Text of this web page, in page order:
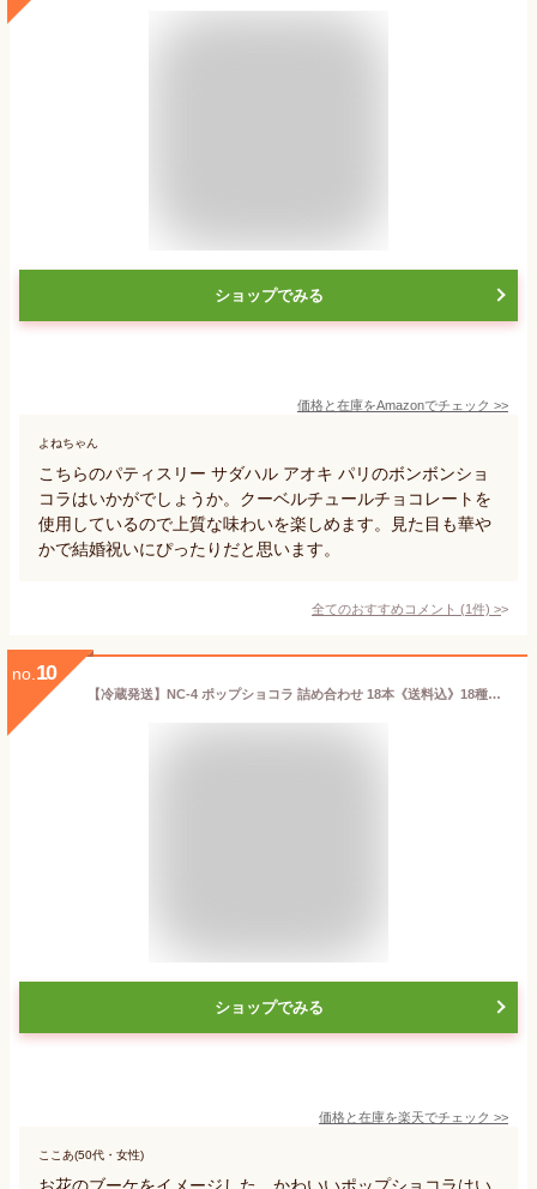
ショップでみる
価格と在庫をAmazonでチェック >>
よねちゃん
こちらのパティスリー サダハル アオキ パリのボンボンショ
コラはいかがでしょうか。クーベルチュールチョコレートを
使用しているので上質な味わいを楽しめます。見た目も華や
かで結婚祝いにぴったりだと思います。
全てのおすすめコメント (1件) >
no. 10
【冷蔵発送】NC-4 ポップショコラ 詰め合わせ 18本《送料込》18種類入り お菓子ブーケ お菓子 ブーケ おかしブーケ 父の日 チョコ チョコレート スイーツブーケ お菓子の花束 発表会 プレゼント お菓子ブーケ 棒付き 食べられる花束 かわいい 大量 内祝い ギフト 贈り物
ショップでみる
価格と在庫を楽天でチェック >>
ここあ(50代・女性)